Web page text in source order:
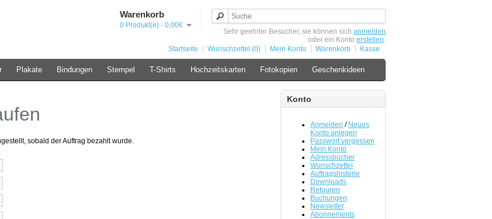
Warenkorb
0 Produkt(e) - 0,00€
Sehr geehrter Besucher, sie können sich anmelden
oder ein Konto erstellen.
Startseite
Wunschzettel (0) Mein Konto Warenkorb Kasse
Plakate Bindungen Stempel T-Shirts Hochzeitskarten Fotokopien Geschenkideen
Konto
Anmelden / Neues
Konto anlegen
Passwort vergessen
Mein Konto
Adressbücher
Wunschzettel
Auftragshistorie
Downloads
Retouren
Buchungen
Newsletter
Abonnements
sobald der Auftrag bezahlt wurde.